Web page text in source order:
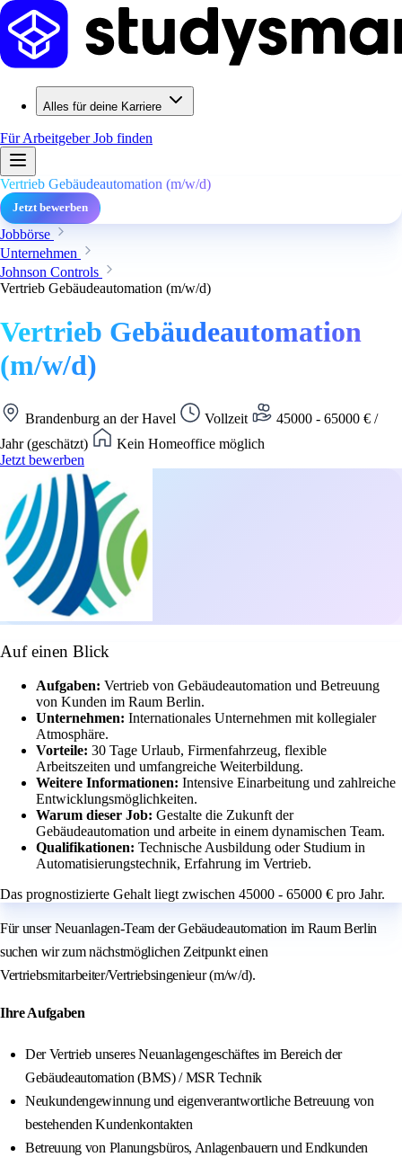
Alles für deine Karriere
Für ArbeitgeberJob finden
Vertrieb Gebäudeautomation (m/w/d)
Jetzt bewerben
Jobbörse
Unternehmen
Johnson Controls
Vertrieb Gebäudeautomation (m/w/d)
Vertrieb Gebäudeautomation
(m/w/d)
Brandenburg an der Havel Vollzeit
45000 - 65000 € /
Jahr (geschätzt)
Kein Homeoffice möglich
Jetzt bewerben
Auf einen Blick
Aufgaben: Vertrieb von Gebäudeautomation und Betreuung
von Kunden im Raum Berlin.
Unternehmen: Internationales Unternehmen mit kollegialer
Atmosphäre.
Vorteile: 30 Tage Urlaub, Firmenfahrzeug, flexible
Arbeitszeiten und umfangreiche Weiterbildung.
Weitere Informationen: Intensive Einarbeitung und zahlreiche
Entwicklungsmöglichkeiten.
Warum dieser Job: Gestalte die Zukunft der
Gebäudeautomation und arbeite in einem dynamischen Team.
Qualifikationen: Technische Ausbildung oder Studium in
Automatisierungstechnik, Erfahrung im Vertrieb.
Das prognostizierte Gehalt liegt zwischen 45000 - 65000 € pro Jahr.
Für unser Neuanlagen-Team der Gebäudeautomation im Raum Berlin
suchen wir zum nächstmöglichen Zeitpunkt einen
Vertriebsmitarbeiter/Vertriebsingenieur (m/w/d).
Ihre Aufgaben
Der Vertrieb unseres Neuanlagengeschäftes im Bereich der
Gebäudeautomation (BMS) / MSR Technik
Neukundengewinnung und eigenverantwortliche Betreuung von
bestehenden Kundenkontakten
Betreuung von Planungsbüros, Anlagenbauern und Endkunden